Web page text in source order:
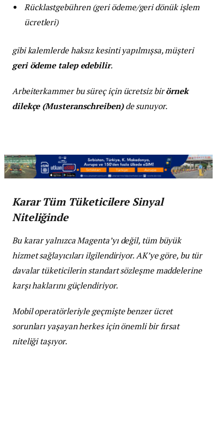
Rücklastgebühren (geri ödeme/geri dönük işlem
ücretleri)
gibi kalemlerde haksız kesinti yapılmışsa, müşteri
geri ödeme talep edebilir.
Arbeiterkammer bu süreç için ücretsiz birörnek
dilekçe (Musteranschreiben)de sunuyor.
Karar Tüm Tüketicilere Sinyal
Niteliğinde
Bu karar yalnızca Magenta’yı değil, tüm büyük
hizmet sağlayıcıları ilgilendiriyor. AK’ye göre, bu tür
davalar tüketicilerin standart sözleşme maddelerine
karşı haklarını güçlendiriyor.
Mobil operatörleriyle geçmişte benzer ücret
sorunları yaşayan herkes için önemli bir fırsat
niteliği taşıyor.